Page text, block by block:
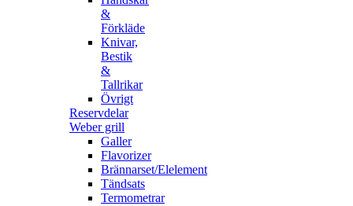
&
Förkläde
Knivar,
Bestik
&
Tallrikar
Övrigt
Reservdelar
Weber grill
Galler
Flavorizer
Brännarset/Elelement
Tändsats
Termometrar